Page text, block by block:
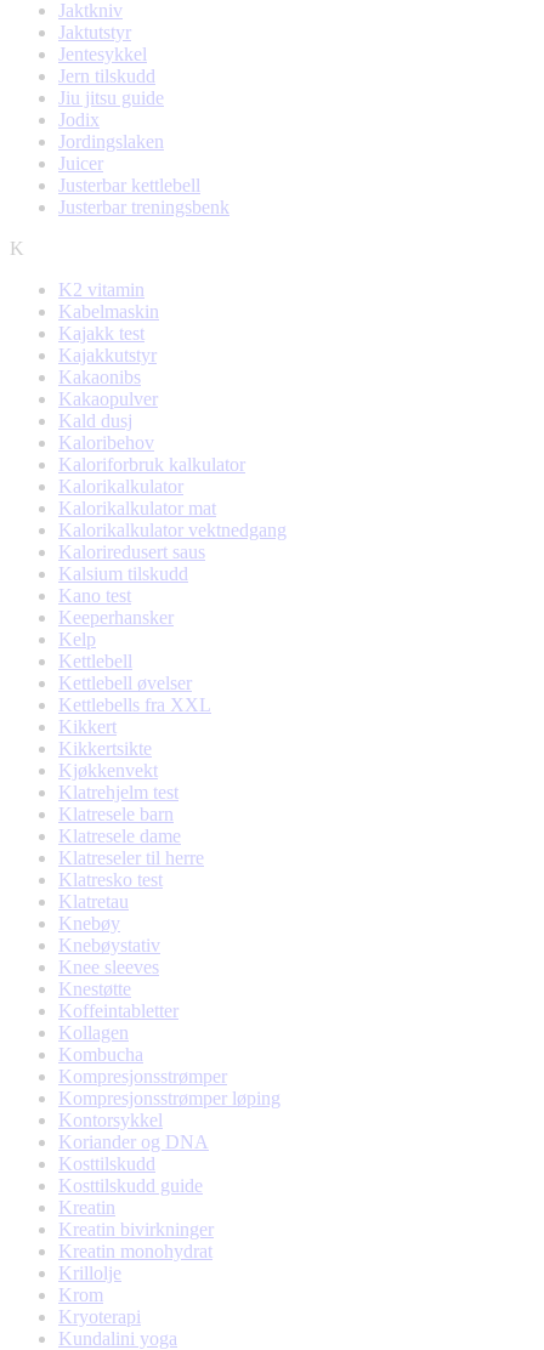
Jaktkniv
Jaktutstyr
Jentesykkel
Jern tilskudd
Jiu jitsu guide
Jodix
Jordingslaken
Juicer
Justerbar kettlebell
Justerbar treningsbenk
K
K2 vitamin
Kabelmaskin
Kajakk test
Kajakkutstyr
Kakaonibs
Kakaopulver
Kald dusj
Kaloribehov
Kaloriforbruk kalkulator
Kalorikalkulator
Kalorikalkulator mat
Kalorikalkulator vektnedgang
Kaloriredusert saus
Kalsium tilskudd
Kano test
Keeperhansker
Kelp
Kettlebell
Kettlebell øvelser
Kettlebells fra XXL
Kikkert
Kikkertsikte
Kjøkkenvekt
Klatrehjelm test
Klatresele barn
Klatresele dame
Klatreseler til herre
Klatresko test
Klatretau
Knebøy
Knebøystativ
Knee sleeves
Knestøtte
Koffeintabletter
Kollagen
Kombucha
Kompresjonsstrømper
Kompresjonsstrømper løping
Kontorsykkel
Koriander og DNA
Kosttilskudd
Kosttilskudd guide
Kreatin
Kreatin bivirkninger
Kreatin monohydrat
Krillolje
Krom
Kryoterapi
Kundalini yoga